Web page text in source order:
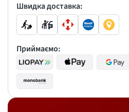
Швидка доставка:
Приймаємо: